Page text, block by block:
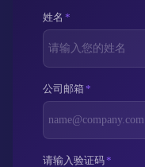
姓名 *
公司邮箱*
请输入验证码*